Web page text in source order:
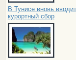
В Тунисе вновь
курортный сбор